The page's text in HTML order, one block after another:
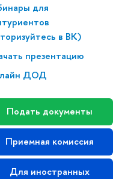
для
в ВК)
презентацию
ДОД
Подать документы
Приемная комиссия
Для иностранных